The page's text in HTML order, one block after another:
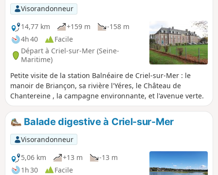
Visorandonneur
14,77 km
+159 m
-158 m
4h 40
Facile
Départ à Criel-sur-Mer (Seine-
Maritime)
Petite visite de la station Balnéaire de Criel-sur-Mer : le
manoir de Briançon, sa rivière l'Yéres, le Château de
Chantereine , la campagne environnante, et l'avenue verte.
Balade digestive à Criel-sur-Mer
Visorandonneur
5,06 km
+13 m
-13 m
1h 30
Facile